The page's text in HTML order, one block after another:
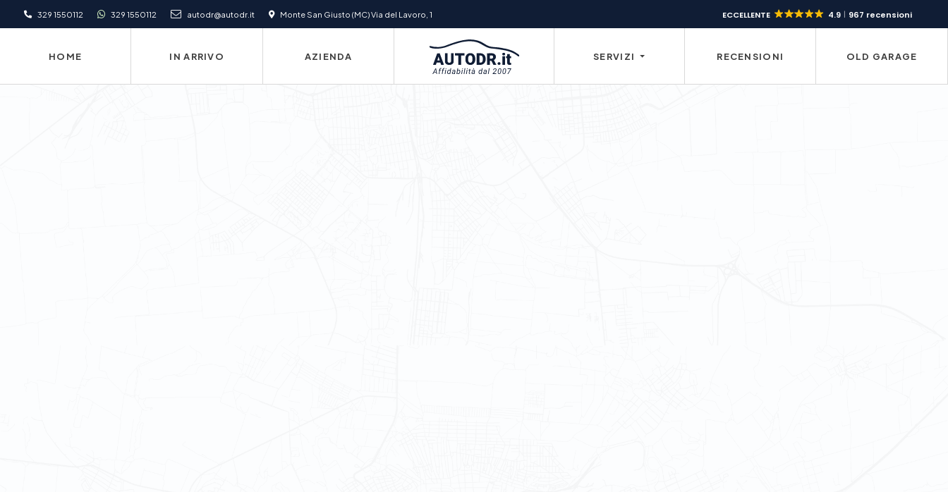
329 1550112 329 1550112 autodr@autodr.it Monte San Giusto (MC) Via del Lavoro, 1 ECCELLENTE 4.9 967 recensioni
HOME IN ARRIVO AZIENDA SERVIZI RECENSIONI OLD GARAGE